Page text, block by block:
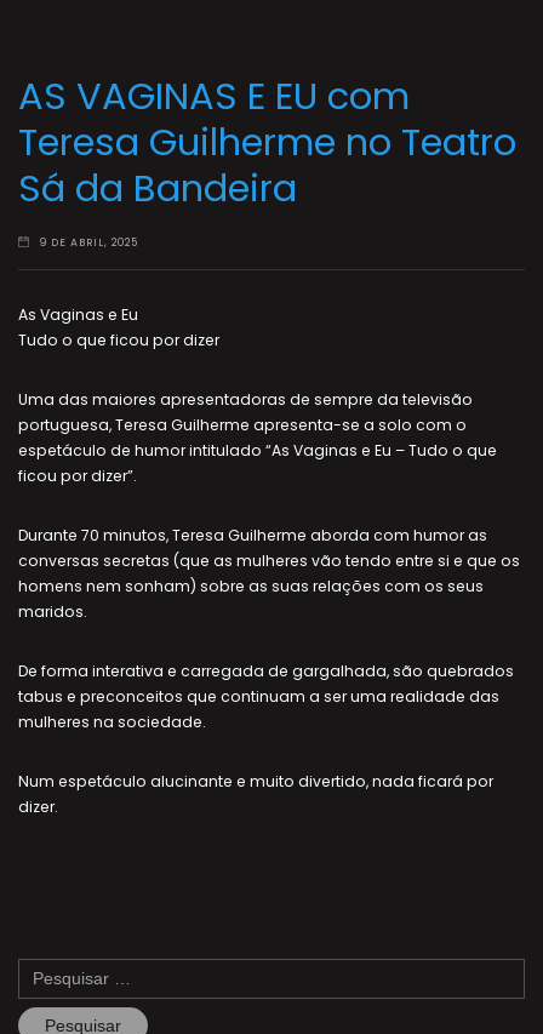
AS VAGINAS E EU com
Teresa Guilherme no Teatro
Sá da Bandeira
9 DE ABRIL, 2025
As Vaginas e Eu
Tudo o que ficou por dizer
Uma das maiores apresentadoras de sempre da televisão
portuguesa, Teresa Guilherme apresenta-se a solo com o
espetáculo de humor intitulado “As Vaginas e Eu – Tudo o que
ficou por dizer”.
Durante 70 minutos, Teresa Guilherme aborda com humor as
conversas secretas (que as mulheres vão tendo entre si e que os
homens nem sonham) sobre as suas relações com os seus
maridos.
De forma interativa e carregada de gargalhada, são quebrados
tabus e preconceitos que continuam a ser uma realidade das
mulheres na sociedade.
Num espetáculo alucinante e muito divertido, nada ficará por
dizer.
por: